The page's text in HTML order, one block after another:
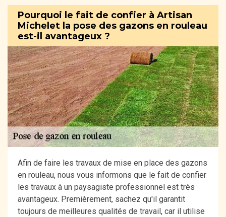
Pourquoi le fait de confier à Artisan
Michelet la pose des gazons en rouleau
est-il avantageux ?
Afin de faire les travaux de mise en place des gazons
en rouleau, nous vous informons que le fait de confier
les travaux à un paysagiste professionnel est très
avantageux. Premièrement, sachez qu'il garantit
toujours de meilleures qualités de travail, car il utilise